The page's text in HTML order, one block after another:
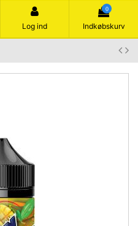
Log ind
0
Indkøbskurv